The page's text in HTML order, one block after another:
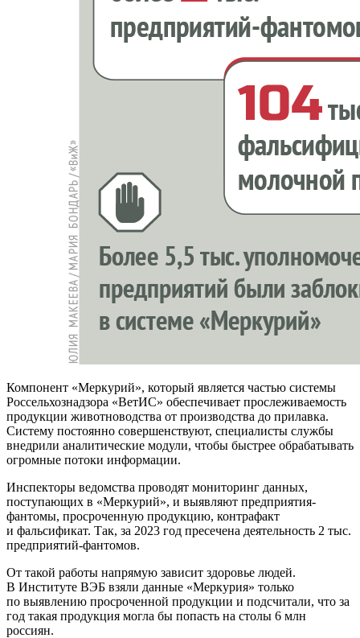
Компонент «Меркурий», который является частью системы
Россельхознадзора «ВетИС» обеспечивает прослеживаемость
продукции животноводства от производства до прилавка.
Систему постоянно совершенствуют, специалисты службы
внедрили аналитические модули, чтобы быстрее обрабатывать
огромные потоки информации.
Инспекторы ведомства проводят мониторинг данных,
поступающих в «Меркурий», и выявляют предприятия-
фантомы, просроченную продукцию, контрафакт
и фальсификат. Так, за 2023 год пресечена деятельность 2 тыс.
предприятий-фантомов.
От такой работы напрямую зависит здоровье людей.
В Институте ВЭБ взяли данные «Меркурия» только
по выявлению просроченной продукции и подсчитали, что за
год такая продукция могла бы попасть на столы 6 млн
россиян.